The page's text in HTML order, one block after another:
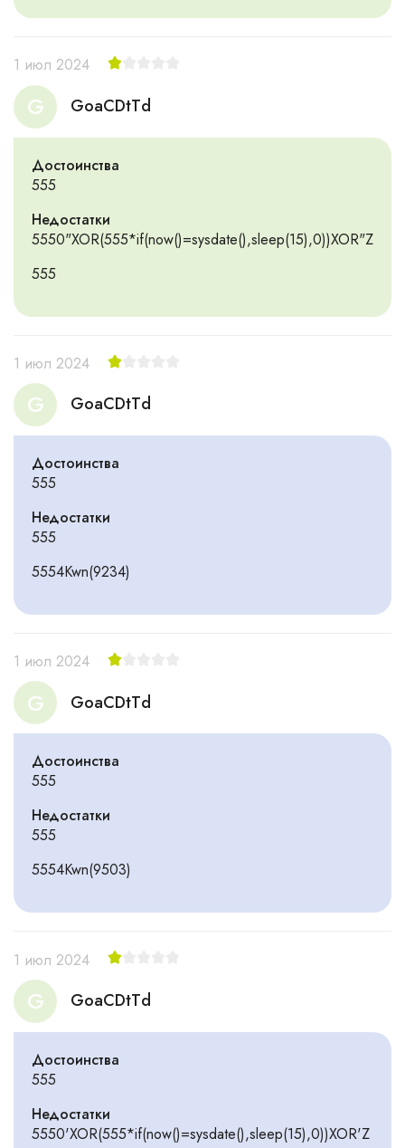
G GoaCDtTd
1 июл 2024
Достоинства
555
Недостатки
5550"XOR(555*if(now()=sysdate(),sleep(15),0))XOR"Z
555
G GoaCDtTd
1 июл 2024
Достоинства
555
Недостатки
555
5554Kwn(9234)
G GoaCDtTd
1 июл 2024
Достоинства
555
Недостатки
555
5554Kwn(9503)
G GoaCDtTd
1 июл 2024
Достоинства
555
Недостатки
5550'XOR(555*if(now()=sysdate(),sleep(15),0))XOR'Z